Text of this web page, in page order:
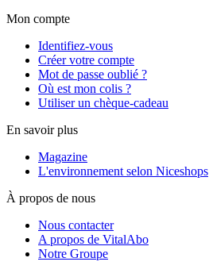
Mon compte
Identifiez-vous
Créer votre compte
Mot de passe oublié ?
Où est mon colis ?
Utiliser un chèque-cadeau
En savoir plus
Magazine
L'environnement selon Niceshops
À propos de nous
Nous contacter
A propos de VitalAbo
Notre Groupe